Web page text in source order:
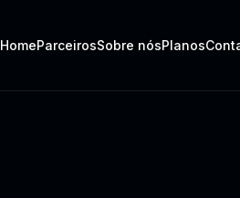
HomeParceirosSobre nósPlanos